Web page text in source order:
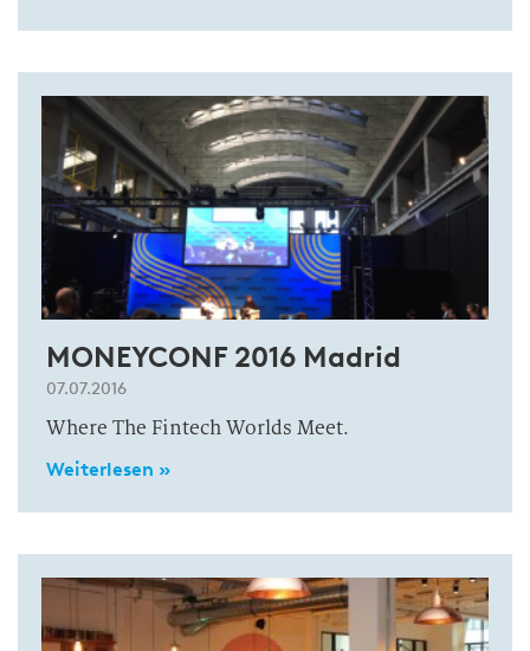
MONEYCONF 2016 Madrid
07.07.2016
Where The Fintech Worlds Meet.
Weiterlesen »